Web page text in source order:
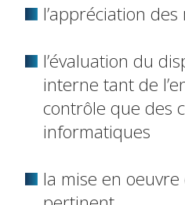
l’appréciation
l’évaluation du
interne tant de
contrôle que des
informatiques
la mise en oeuvre